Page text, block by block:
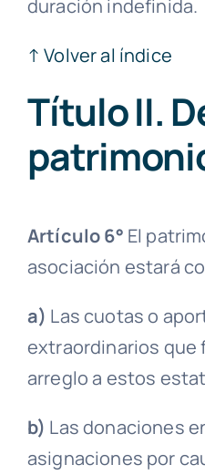
duración indefinida.
↑ Volver al índice
Título II.
Artículo 6° El
asociación estará
a) Las cuotas o
extraordinarios que
arreglo a estos
b) Las donaciones
asignaciones por